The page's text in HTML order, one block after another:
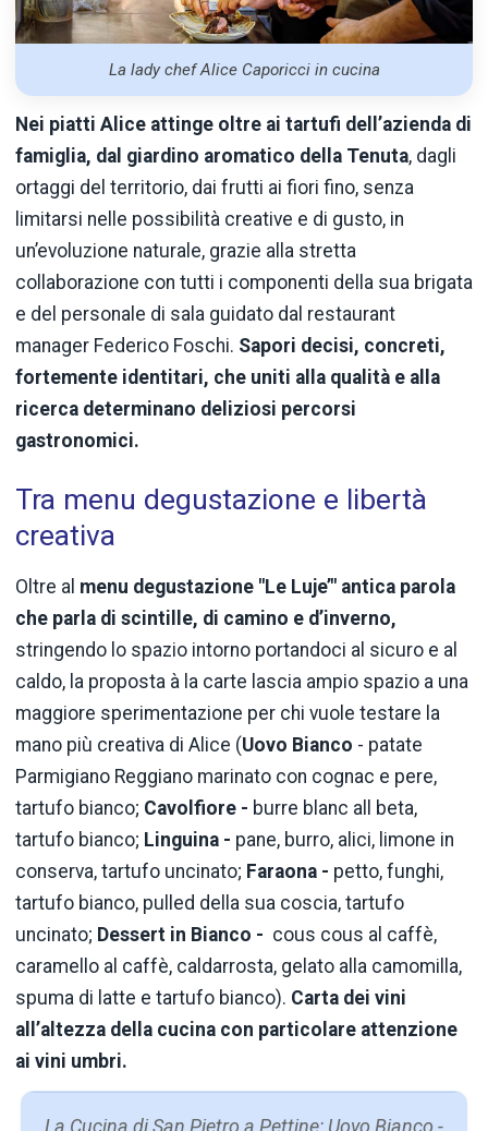
La lady chef Alice Caporicci in cucina
Nei piatti Alice attinge oltre ai tartufi dell’azienda di
famiglia, dal giardino aromatico della Tenuta, dagli
ortaggi del territorio, dai frutti ai fiori fino, senza
limitarsi nelle possibilità creative e di gusto, in
un’evoluzione naturale, grazie alla stretta
collaborazione con tutti i componenti della sua brigata
e del personale di sala guidato dal restaurant
manager Federico Foschi. Sapori decisi, concreti,
fortemente identitari, che uniti alla qualità e alla
ricerca determinano deliziosi percorsi
gastronomici.
Tra menu degustazione e libertà
creativa
Oltre al menu degustazione "Le Luje’" antica parola
che parla di scintille, di camino e d’inverno,
stringendo lo spazio intorno portandoci al sicuro e al
caldo, la proposta à la carte lascia ampio spazio a una
maggiore sperimentazione per chi vuole testare la
mano più creativa di Alice (Uovo Bianco - patate
Parmigiano Reggiano marinato con cognac e pere,
tartufo bianco; Cavolfiore - burre blanc all beta,
tartufo bianco; Linguina - pane, burro, alici, limone in
conserva, tartufo uncinato; Faraona - petto, funghi,
tartufo bianco, pulled della sua coscia, tartufo
uncinato; Dessert in Bianco - cous cous al caffè,
caramello al caffè, caldarrosta, gelato alla camomilla,
spuma di latte e tartufo bianco). Carta dei vini
all’altezza della cucina con particolare attenzione
ai vini umbri.